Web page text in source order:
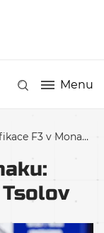
Menu
v Monaku: Pole position získal Tsolov